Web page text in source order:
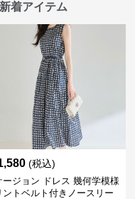
着アイテム
(税込)
ージョン ドレス 幾何学模様
ントベルト付きノースリー